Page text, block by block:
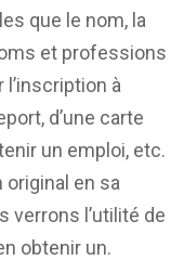
que le nom, la
et professions
à
d’une carte
un emploi, etc.
original en sa
verrons l’utilité de
obtenir un.